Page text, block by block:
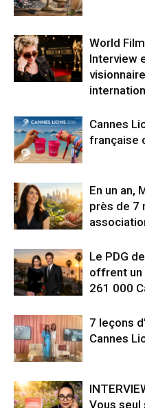
World
Interview
Cannes
française
En un an,
près de 7
Le PDG
offrent un
261 000
7 leçons
Cannes
Vous seul